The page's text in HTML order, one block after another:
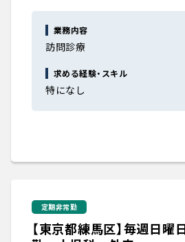
業務内容
訪問診療
求める経験・スキル
特になし
定期非常勤
【東京都練馬区】毎週日